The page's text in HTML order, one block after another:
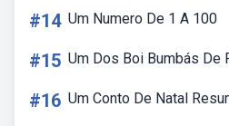
#14 Um Numero De 1 A 100
#15 Um Dos Boi Bumbás De
#16 Um Conto De Natal